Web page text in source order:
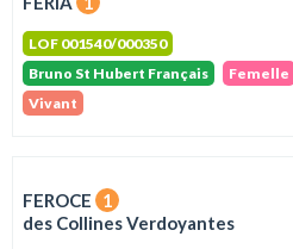
LOF 001540/000350
Bruno St Hubert Français
Femelle
Vivant
FEROCE
1
des Collines Verdoyantes